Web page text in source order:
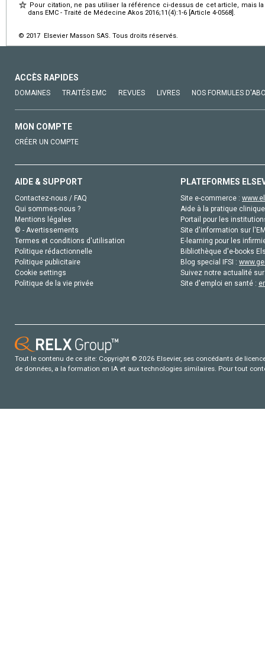
Pour citation, ne pas utiliser la référence ci-dessus de cet article, mais
dans EMC - Traité de Médecine Akos 2016;11(4):1-6 [Article 4-0568].
© 2017 Elsevier Masson SAS. Tous droits réservés.
ACCÈS RAPIDES
DOMAINES TRAITÉS EMC REVUES LIVRES NOS FORMULES
MON COMPTE
CRÉER UN COMPTE
AIDE & SUPPORT
Contactez-nous / FAQ
Qui sommes-nous ?
Mentions légales
© - Avertissements
Termes et conditions d'utilisation
Politique rédactionnelle
Politique publicitaire
Cookie settings
Politique de la vie privée
PLATEFORMES
Site e-commerce :
Aide à la pratique
Portail pour les
Site d'information sur
E-learning pour les
Bibliothèque d'e-books
Blog special IFSI :
Suivez notre actualité
Site d'emploi en santé :
Tout le contenu de ce site: Copyright © 2026 Elsevier, ses concédants de
de données, a la formation en IA et aux technologies similaires. Pour tout